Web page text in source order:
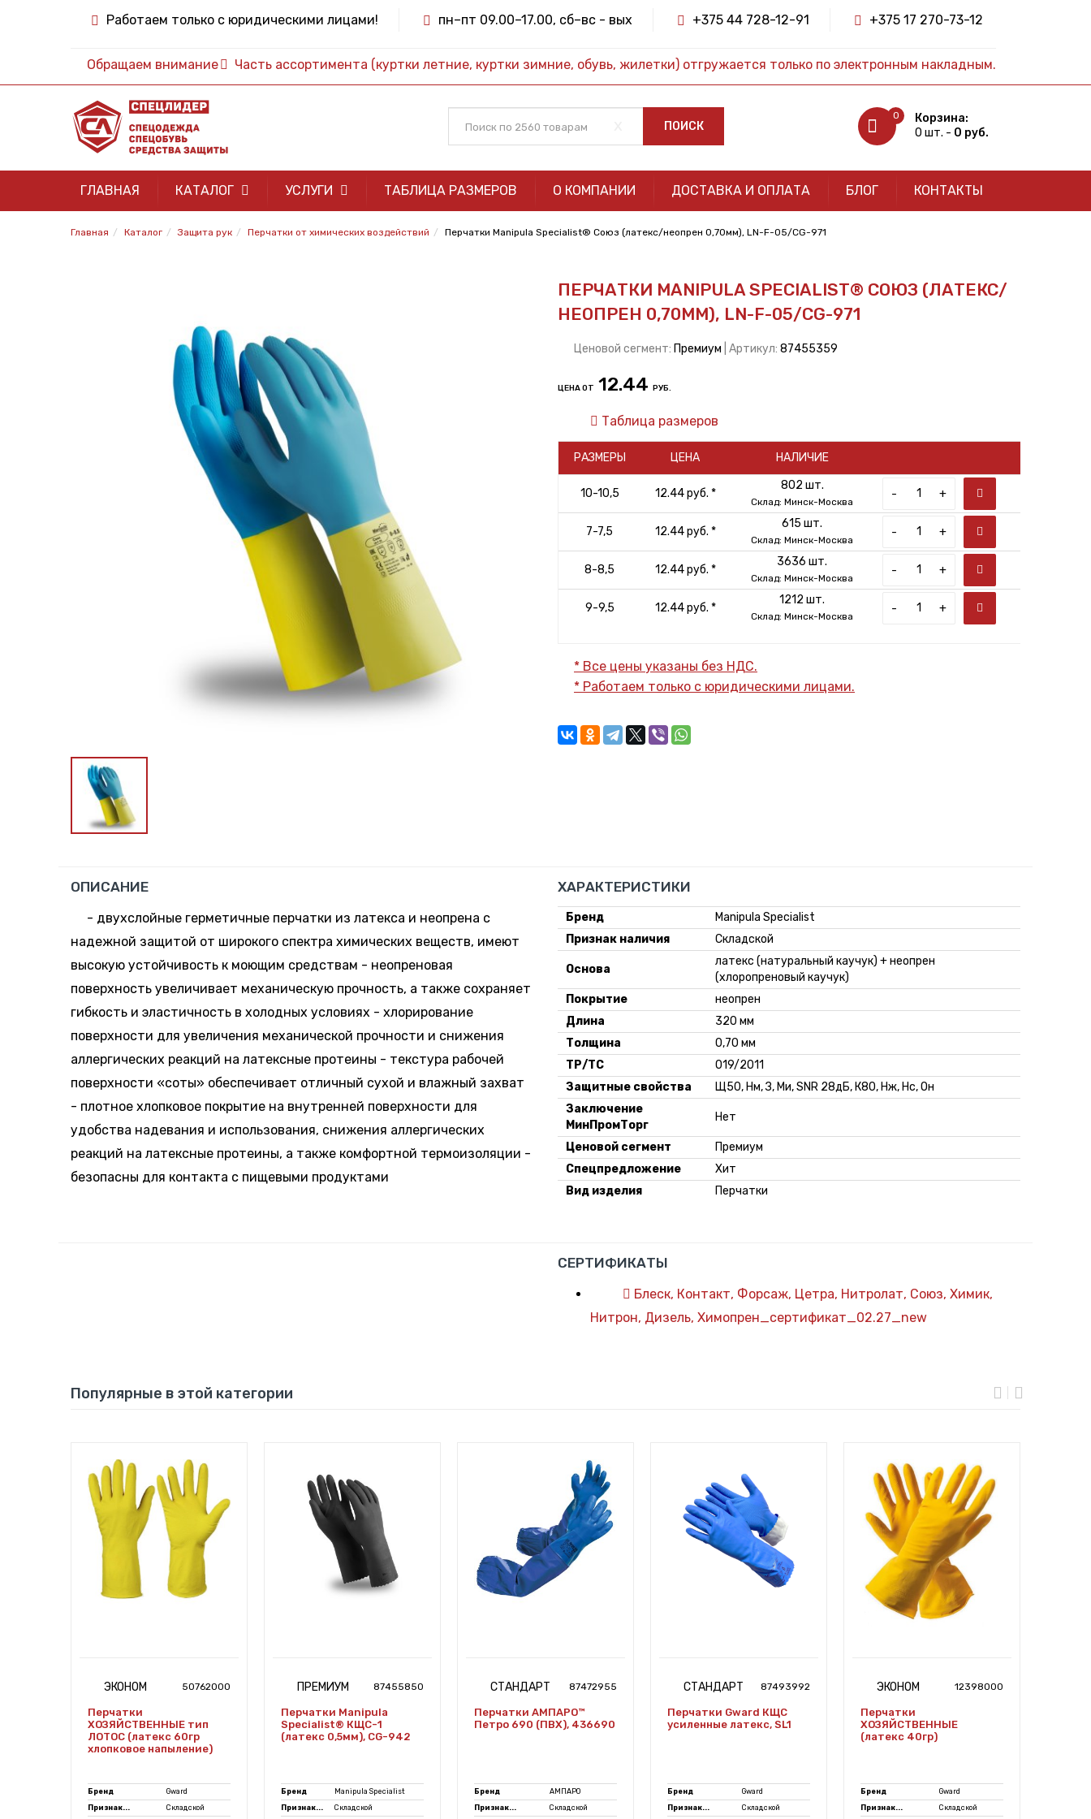
Работаем только с юридическими лицами! пн–пт 09.00–17.00, сб–вс - вых +375 44 728-12-91 +375 17 270-73-12
Обращаем внимание Часть ассортимента (куртки летние, куртки зимние, обувь, жилетки) отгружается только по электронным накладным.
ПОИСК
0
Корзина:
0 шт. - 0 руб.
ГЛАВНАЯ КАТАЛОГ УСЛУГИ ТАБЛИЦА РАЗМЕРОВ О КОМПАНИИ ДОСТАВКА И ОПЛАТА БЛОГ КОНТАКТЫ
Главная Каталог Защита рук Перчатки от химических воздействий Перчатки Manipula Specialist® Союз (латекс/неопрен 0,70мм), LN-F-05/CG-971
ПЕРЧАТКИ MANIPULA SPECIALIST® СОЮЗ (ЛАТЕКС/
НЕОПРЕН 0,70ММ), LN-F-05/CG-971
Ценовой сегмент: Премиум | Артикул: 87455359
ЦЕНА ОТ 12.44 РУБ.
Таблица размеров
РАЗМЕРЫ ЦЕНА НАЛИЧИЕ
10-10,5 12.44 руб. *
802 шт.
Склад: Минск-Москва
- +
7-7,5 12.44 руб. *
615 шт.
Склад: Минск-Москва
- +
8-8,5 12.44 руб. *
3636 шт.
Склад: Минск-Москва
- +
9-9,5 12.44 руб. *
1212 шт.
Склад: Минск-Москва
- +
* Все цены указаны без НДС.
* Работаем только с юридическими лицами.
ОПИСАНИЕ
- двухслойные герметичные перчатки из латекса и неопрена с
надежной защитой от широкого спектра химических веществ, имеют
высокую устойчивость к моющим средствам - неопреновая
поверхность увеличивает механическую прочность, а также сохраняет
гибкость и эластичность в холодных условиях - хлорирование
поверхности для увеличения механической прочности и снижения
аллергических реакций на латексные протеины - текстура рабочей
поверхности «соты» обеспечивает отличный сухой и влажный захват
- плотное хлопковое покрытие на внутренней поверхности для
удобства надевания и использования, снижения аллергических
реакций на латексные протеины, а также комфортной термоизоляции -
безопасны для контакта с пищевыми продуктами
ХАРАКТЕРИСТИКИ
Бренд
Manipula Specialist
Признак наличия
Складской
Основа
латекс (натуральный каучук) + неопрен
(хлоропреновый каучук)
Покрытие
неопрен
Длина
320 мм
Толщина
0,70 мм
ТР/ТС
019/2011
Защитные свойства
Щ50, Нм, З, Ми, SNR 28дБ, К80, Нж, Нс, Он
Заключение
МинПромТорг
Нет
Ценовой сегмент
Премиум
Спецпредложение
Хит
Вид изделия
Перчатки
СЕРТИФИКАТЫ
Блеск, Контакт, Форсаж, Цетра, Нитролат, Союз, Химик,
Нитрон, Дизель, Химопрен_сертификат_02.27_new
Популярные в этой категории
ЭКОНОМ 50762000
Перчатки
ХОЗЯЙСТВЕННЫЕ тип
ЛОТОС (латекс 60гр
хлопковое напыление)
Бренд
Gward
Признак...
Складской
ПРЕМИУМ 87455850
Перчатки Manipula
Specialist® КЩС-1
(латекс 0,5мм), CG-942
Бренд
Manipula Specialist
Признак...
Складской
СТАНДАРТ 87472955
Перчатки АМПАРО™
Петро 690 (ПВХ), 436690
Бренд
АМПАРО
Признак...
Складской
СТАНДАРТ 87493992
Перчатки Gward КЩС
усиленные латекс, SL1
Бренд
Gward
Признак...
Складской
ЭКОНОМ 12398000
Перчатки
ХОЗЯЙСТВЕННЫЕ
(латекс 40гр)
Бренд
Gward
Признак...
Складской